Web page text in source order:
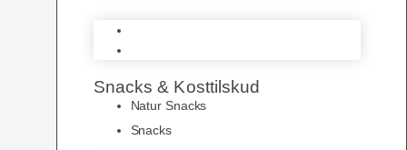
Snacks & Kosttilskud
Natur Snacks
Snacks